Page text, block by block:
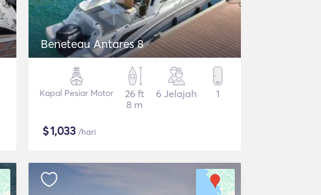
Beneteau Antares 8
Kapal Pesiar Motor
26 ft
8 m
6 Jelajah 1
$1,033 /hari